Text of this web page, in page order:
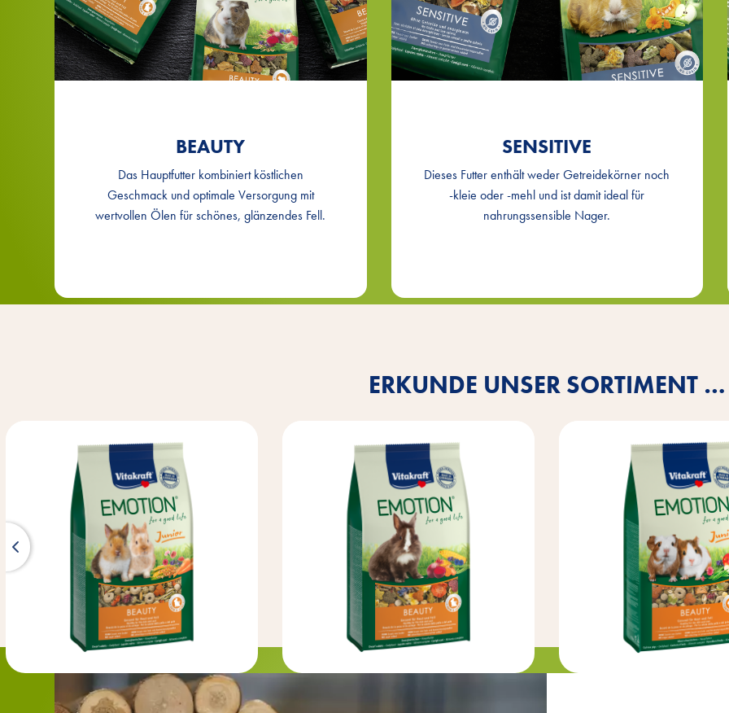
BEAUTY
Das Hauptfutter kombiniert köstlichen
Geschmack und optimale Versorgung mit
wertvollen Ölen für schönes, glänzendes Fell.
EMOTION
BEAUTY für Meerschweinchen
EMOTION
®
BEAUTY für Hamster
EMOTION
®
BEAUTY für Zwerghamster
BEAUTY für Ratten
EMOTION
®
BEAUTY für Degus
EMOTION
®
BEAUTY für Mäuse
SENSITIVE
Dieses Futter enthält weder Getreidekörner noch
-kleie oder -mehl und ist damit ideal für
nahrungssensible Nager.
ERKUNDE UNSER SORTIMENT …